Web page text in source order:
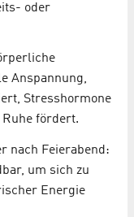
oder
Anspannung,
Stresshormone
fördert.
nach Feierabend:
um sich zu
Energie